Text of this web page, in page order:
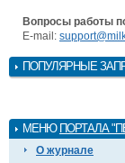
Вопросы работы
E-mail:
ПОПУЛЯРНЫЕ
МЕНЮ ПОРТАЛА
О журнале